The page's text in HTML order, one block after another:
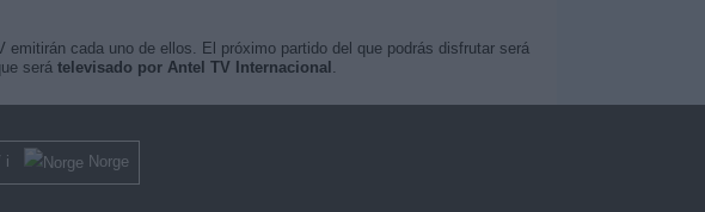
cada uno de ellos. El próximo partido del que podrás disfrutar será
será televisado por Antel TV Internacional .
i Norge